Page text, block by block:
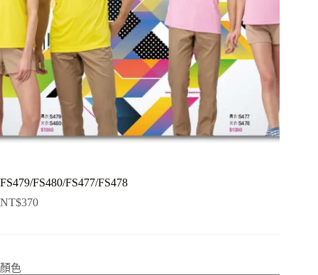
FS479/FS480/FS477/FS478
NT$370
顏色